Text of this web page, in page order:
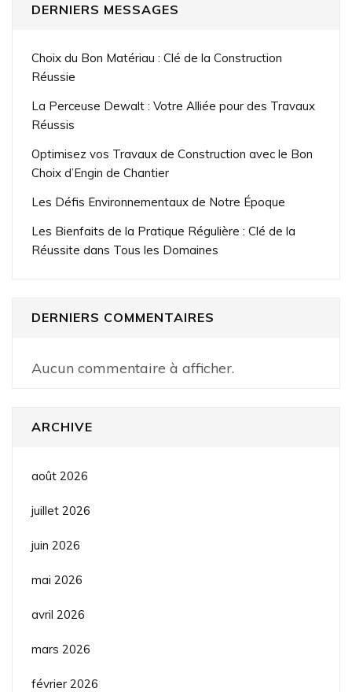
DERNIERS MESSAGES
Choix du Bon Matériau : Clé de la Construction
Réussie
La Perceuse Dewalt : Votre Alliée pour des Travaux
Réussis
Optimisez vos Travaux de Construction avec le Bon
Choix d’Engin de Chantier
Les Défis Environnementaux de Notre Époque
Les Bienfaits de la Pratique Régulière : Clé de la
Réussite dans Tous les Domaines
DERNIERS COMMENTAIRES
Aucun commentaire à afficher.
ARCHIVE
août 2026
juillet 2026
juin 2026
mai 2026
avril 2026
mars 2026
février 2026